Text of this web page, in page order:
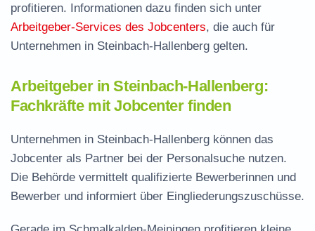
profitieren. Informationen dazu finden sich unter
Arbeitgeber-Services des Jobcenters, die auch für
Unternehmen in Steinbach-Hallenberg gelten.
Arbeitgeber in Steinbach-Hallenberg:
Fachkräfte mit Jobcenter finden
Unternehmen in Steinbach-Hallenberg können das
Jobcenter als Partner bei der Personalsuche nutzen.
Die Behörde vermittelt qualifizierte Bewerberinnen und
Bewerber und informiert über Eingliederungszuschüsse.